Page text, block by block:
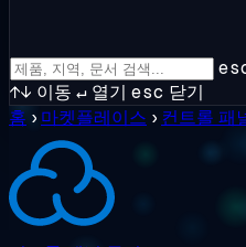
↑↓ 이동 ↵ 열기 esc 닫기
홈 › 마켓플레이스 › 컨트롤 패